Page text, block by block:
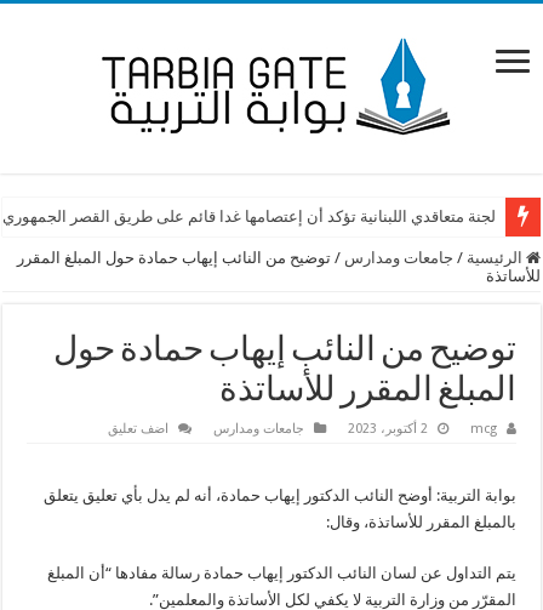
لجنة متعاقدي اللبنانية تؤكد أن إعتصامها غدا قائم على طريق القصر الجمهوري
الرئيسية / جامعات ومدارس / توضيح من النائب إيهاب حمادة حول المبلغ المقرر
للأساتذة
توضيح من النائب إيهاب حمادة حول
المبلغ المقرر للأساتذة
mcg 2 أكتوبر، 2023 جامعات ومدارس اضف تعليق
بوابة التربية: أوضح النائب الدكتور إيهاب حمادة، أنه لم يدل بأي تعليق يتعلق
بالمبلغ المقرر للأساتذة، وقال:
يتم التداول عن لسان النائب الدكتور إيهاب حمادة رسالة مفادها “أن المبلغ
المقرّر من وزارة التربية لا يكفي لكل الأساتذة والمعلمين”.